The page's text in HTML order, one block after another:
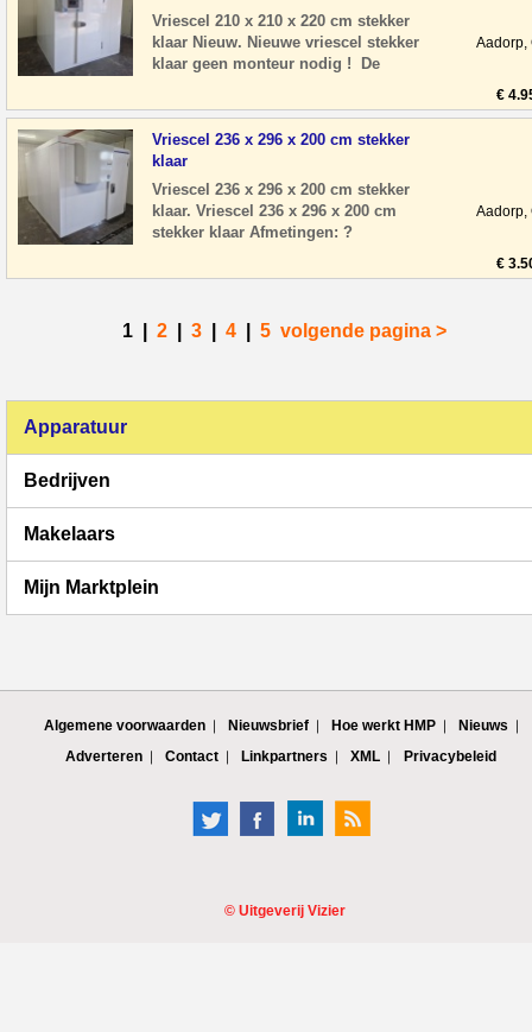
Vriescel 210 x 210 x 220 cm stekker
klaar Nieuw. Nieuwe vriescel stekker
klaar geen monteur nodig ! De
beschermfolie. A
Aadorp,
€
Vriescel 236 x 296 x 200 cm stekker
klaar
Vriescel 236 x 296 x 200 cm stekker
klaar. Vriescel 236 x 296 x 200 cm
stekker klaar Afmetingen: ?
Hoogte: 200 cm ?
Aadorp,
€
1 2 3 4 5 volgende pagina >
Apparatuur
Bedrijven
Makelaars
Mijn Marktplein
Algemene voorwaarden Nieuwsbrief Hoe werkt HMP
Nieuws
Adverteren
Contact Linkpartners XML Privacybeleid
© Uitgeverij Vizier